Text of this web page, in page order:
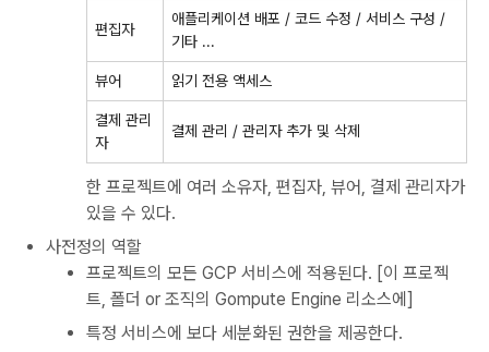
편집자
애플리케이션 배포 / 코드 수정 / 서비스 구성 /
기타 ...
뷰어 읽기 전용 액세스
결제 관리
자
결제 관리 / 관리자 추가 및 삭제
한 프로젝트에 여러 소유자, 편집자, 뷰어, 결제 관리자가
있을 수 있다.
사전정의 역할
프로젝트의 모든 GCP 서비스에 적용된다. [이 프로젝
트, 폴더 or 조직의 Gompute Engine 리소스에]
특정 서비스에 보다 세분화된 권한을 제공한다.